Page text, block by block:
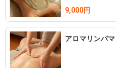
9,000円
アロマリンパ